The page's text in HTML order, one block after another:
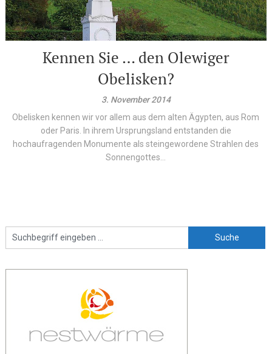
Kennen Sie … den Olewiger
Obelisken?
3. November 2014
Obelisken kennen wir vor allem aus dem alten Ägypten, aus Rom
oder Paris. In ihrem Ursprungsland entstanden die
hochaufragenden Monumente als steingewordene Strahlen des
Sonnengottes...